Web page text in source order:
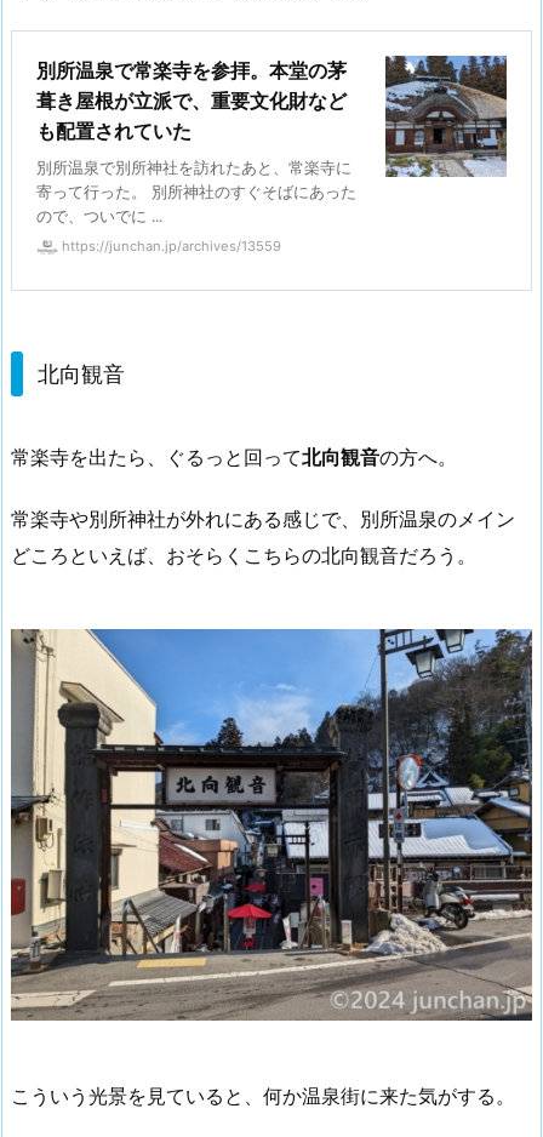
別所温泉で常楽寺を参拝。本堂の茅
葺き屋根が立派で、重要文化財など
も配置されていた
別所温泉で別所神社を訪れたあと、常楽寺に
寄って行った。 別所神社のすぐそばにあった
ので、ついでに ...
https://junchan.jp/archives/13559
北向観音
常楽寺を出たら、ぐるっと回って北向観音の方へ。
常楽寺や別所神社が外れにある感じで、別所温泉のメイン
どころといえば、おそらくこちらの北向観音だろう。
こういう光景を見ていると、何か温泉街に来た気がする。